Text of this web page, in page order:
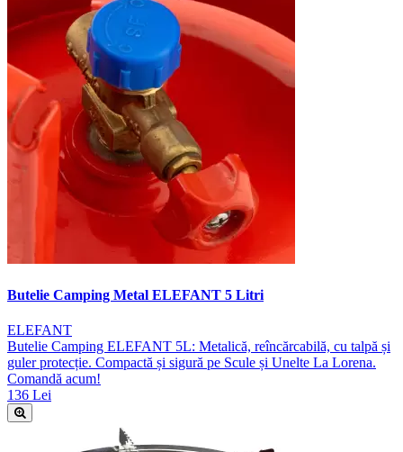
Butelie Camping Metal ELEFANT 5 Litri
ELEFANT
Butelie Camping ELEFANT 5L: Metalică, reîncărcabilă, cu talpă și
guler protecție. Compactă și sigură pe Scule și Unelte La Lorena.
Comandă acum!
136 Lei